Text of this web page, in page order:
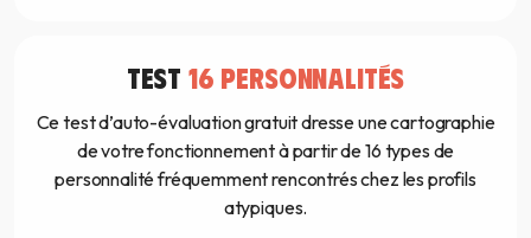
TEST 16 PERSONNALITÉS
Ce test d’auto-évaluation gratuit dresse une cartographie
de votre fonctionnement à partir de 16 types de
personnalité fréquemment rencontrés chez les profils
atypiques.